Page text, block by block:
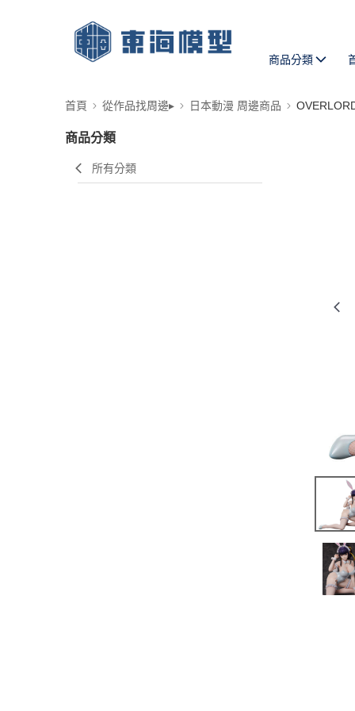
商品分類
首頁 從作品找周邊▸ 日本動漫 周邊商品
商品分類
所有分類